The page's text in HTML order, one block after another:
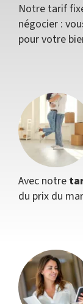
Notre tarif
négocier :
pour votre
Avec notre
du prix du